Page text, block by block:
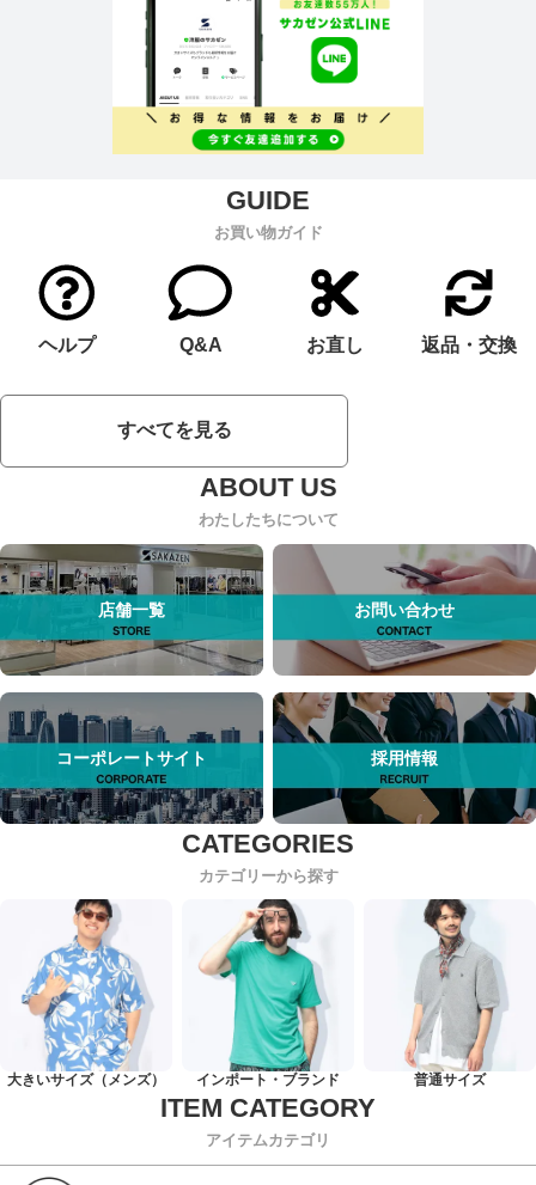
お買い物ガイド
ヘルプ Q&A お直し 返品・交換
すべてを見る
わたしたちについて
店舗一覧 お問い合わせ
コーポレートサイト 採用情報
カテゴリーから探す
大きいサイズ（メンズ） インポート・ブランド 普通サイズ
アイテムカテゴリ